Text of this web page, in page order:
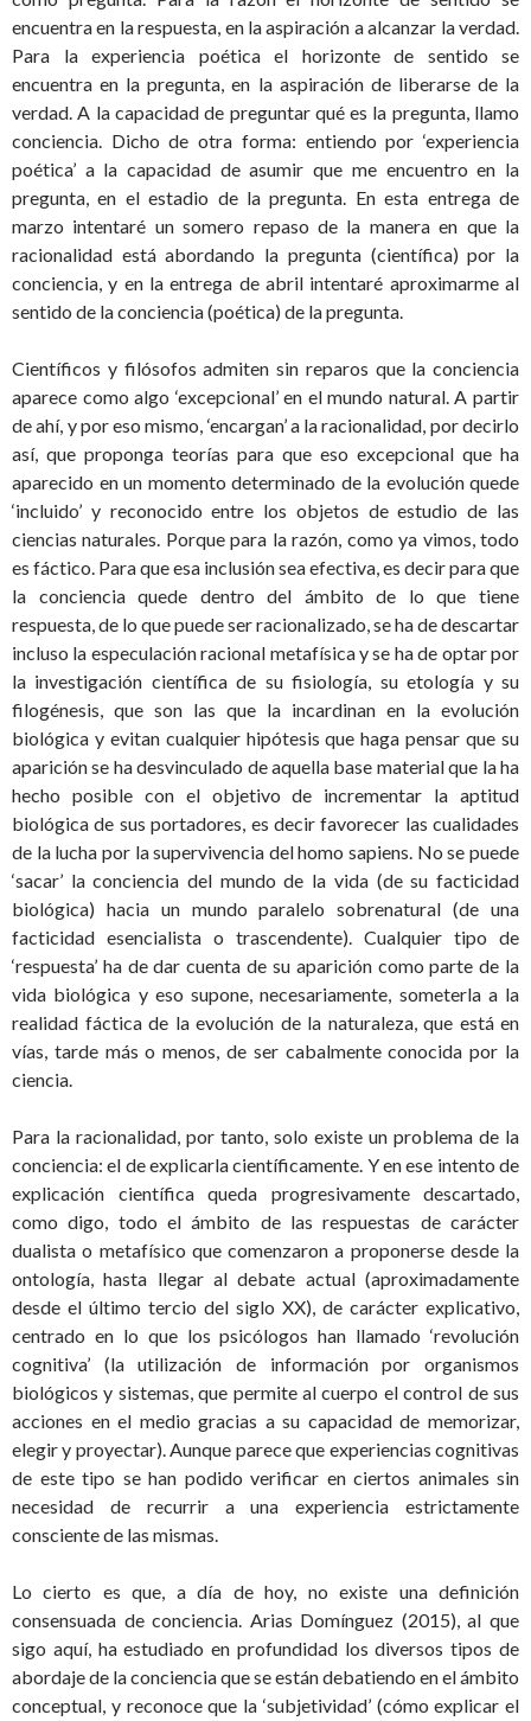
encuentra en la respuesta, en la aspiración a alcanzar la verdad.
Para la experiencia poética el horizonte de sentido se
encuentra en la pregunta, en la aspiración de liberarse de la
verdad. A la capacidad de preguntar qué es la pregunta, llamo
conciencia. Dicho de otra forma: entiendo por ‘experiencia
poética’ a la capacidad de asumir que me encuentro en la
pregunta, en el estadio de la pregunta. En esta entrega de
marzo intentaré un somero repaso de la manera en que la
racionalidad está abordando la pregunta (científica) por la
conciencia, y en la entrega de abril intentaré aproximarme al
sentido de la conciencia (poética) de la pregunta.
Científicos y filósofos admiten sin reparos que la conciencia
aparece como algo ‘excepcional’ en el mundo natural. A partir
de ahí, y por eso mismo, ‘encargan’ a la racionalidad, por decirlo
así, que proponga teorías para que eso excepcional que ha
aparecido en un momento determinado de la evolución quede
‘incluido’ y reconocido entre los objetos de estudio de las
ciencias naturales. Porque para la razón, como ya vimos, todo
es fáctico. Para que esa inclusión sea efectiva, es decir para que
la conciencia quede dentro del ámbito de lo que tiene
respuesta, de lo que puede ser racionalizado, se ha de descartar
incluso la especulación racional metafísica y se ha de optar por
la investigación científica de su fisiología, su etología y su
filogénesis, que son las que la incardinan en la evolución
biológica y evitan cualquier hipótesis que haga pensar que su
aparición se ha desvinculado de aquella base material que la ha
hecho posible con el objetivo de incrementar la aptitud
biológica de sus portadores, es decir favorecer las cualidades
de la lucha por la supervivencia del homo sapiens. No se puede
‘sacar’ la conciencia del mundo de la vida (de su facticidad
biológica) hacia un mundo paralelo sobrenatural (de una
facticidad esencialista o trascendente). Cualquier tipo de
‘respuesta’ ha de dar cuenta de su aparición como parte de la
vida biológica y eso supone, necesariamente, someterla a la
realidad fáctica de la evolución de la naturaleza, que está en
vías, tarde más o menos, de ser cabalmente conocida por la
ciencia.
Para la racionalidad, por tanto, solo existe un problema de la
conciencia: el de explicarla científicamente. Y en ese intento de
explicación científica queda progresivamente descartado,
como digo, todo el ámbito de las respuestas de carácter
dualista o metafísico que comenzaron a proponerse desde la
ontología, hasta llegar al debate actual (aproximadamente
desde el último tercio del siglo XX), de carácter explicativo,
centrado en lo que los psicólogos han llamado ‘revolución
cognitiva’ (la utilización de información por organismos
biológicos y sistemas, que permite al cuerpo el control de sus
acciones en el medio gracias a su capacidad de memorizar,
elegir y proyectar). Aunque parece que experiencias cognitivas
de este tipo se han podido verificar en ciertos animales sin
necesidad de recurrir a una experiencia estrictamente
consciente de las mismas.
Lo cierto es que, a día de hoy, no existe una definición
consensuada de conciencia. Arias Domínguez (2015), al que
sigo aquí, ha estudiado en profundidad los diversos tipos de
abordaje de la conciencia que se están debatiendo en el ámbito
conceptual, y reconoce que la ‘subjetividad’ (cómo explicar el